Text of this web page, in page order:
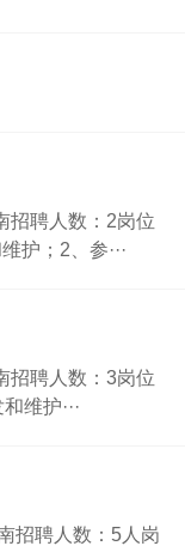
招聘人数：2岗位
护；2、参···
招聘人数：3岗位
维护···
招聘人数：5人岗